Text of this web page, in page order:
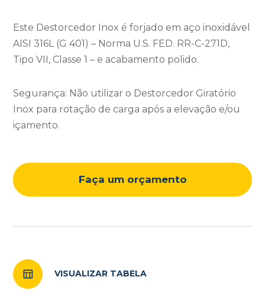
Este Destorcedor Inox é forjado em aço inoxidável
AISI 316L (G 401) – Norma U.S. FED. RR-C-271D,
Tipo VII, Classe 1 – e acabamento polido.
Segurança: Não utilizar o Destorcedor Giratório
Inox para rotação de carga após a elevação e/ou
içamento.
Faça um orçamento
VISUALIZAR TABELA